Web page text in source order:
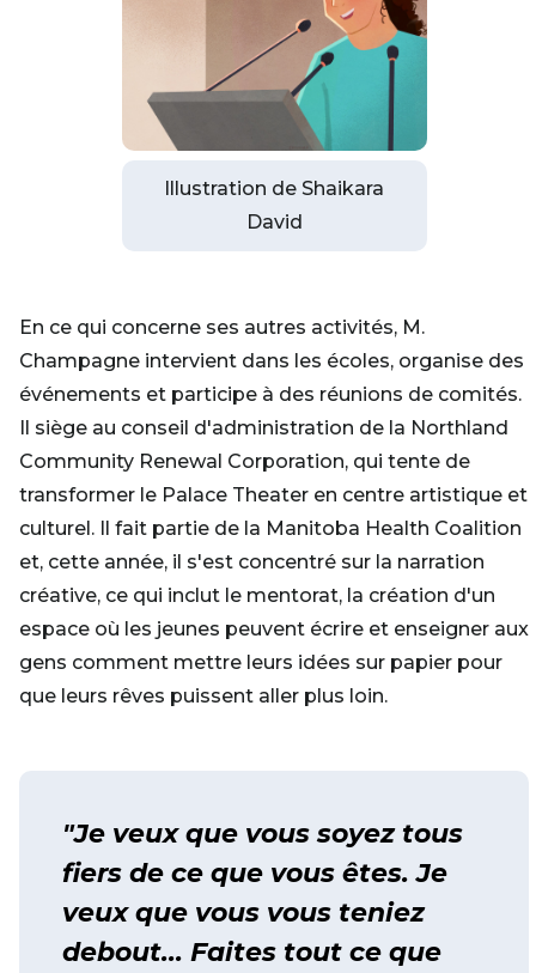
Illustration de Shaikara
David
En ce qui concerne ses autres activités, M.
Champagne intervient dans les écoles, organise des
événements et participe à des réunions de comités.
Il siège au conseil d'administration de la Northland
Community Renewal Corporation, qui tente de
transformer le Palace Theater en centre artistique et
culturel. Il fait partie de la Manitoba Health Coalition
et, cette année, il s'est concentré sur la narration
créative, ce qui inclut le mentorat, la création d'un
espace où les jeunes peuvent écrire et enseigner aux
gens comment mettre leurs idées sur papier pour
que leurs rêves puissent aller plus loin.
"Je veux que vous soyez tous
fiers de ce que vous êtes. Je
veux que vous vous teniez
debout... Faites tout ce que